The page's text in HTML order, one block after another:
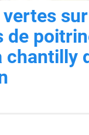
sur
de
chantilly